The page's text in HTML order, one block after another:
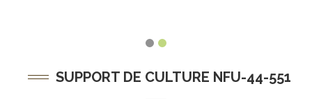
SUPPORT DE CULTURE NFU-44-551